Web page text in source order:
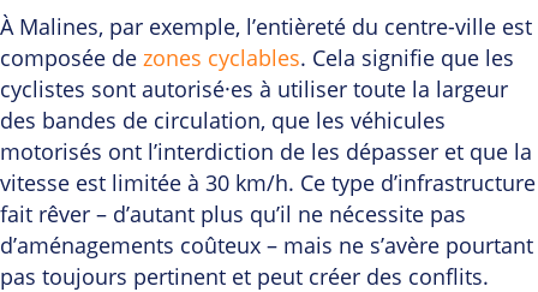
À Malines, par exemple, l’entièreté du centre-ville est
composée de zones cyclables. Cela signifie que les
cyclistes sont autorisé·es à utiliser toute la largeur
des bandes de circulation, que les véhicules
motorisés ont l’interdiction de les dépasser et que la
vitesse est limitée à 30 km/h. Ce type d’infrastructure
fait rêver – d’autant plus qu’il ne nécessite pas
d’aménagements coûteux – mais ne s’avère pourtant
pas toujours pertinent et peut créer des conflits.